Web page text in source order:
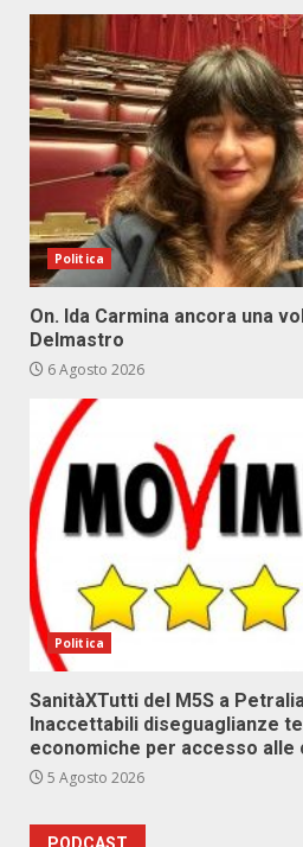
Politica
On. Ida Carmina ancora una
Delmastro
6 Agosto 2026
Politica
SanitàXTutti del M5S a
Inaccettabili diseguaglianze
economiche per accesso alle
5 Agosto 2026